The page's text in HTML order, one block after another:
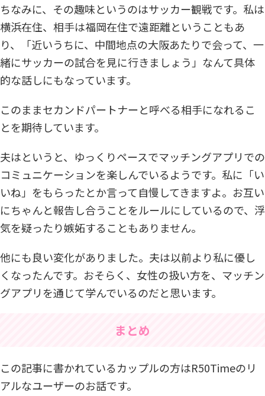
ちなみに、その趣味というのはサッカー観戦です。私は
横浜在住、相手は福岡在住で遠距離ということもあ
り、「近いうちに、中間地点の大阪あたりで会って、一
緒にサッカーの試合を見に行きましょう」なんて具体
的な話しにもなっています。
このままセカンドパートナーと呼べる相手になれるこ
とを期待しています。
夫はというと、ゆっくりペースでマッチングアプリでの
コミュニケーションを楽しんでいるようです。私に「い
いね」をもらったとか言って自慢してきますよ。お互い
にちゃんと報告し合うことをルールにしているので、浮
気を疑ったり嫉妬することもありません。
他にも良い変化がありました。夫は以前より私に優し
くなったんです。おそらく、女性の扱い方を、マッチン
グアプリを通じて学んでいるのだと思います。
まとめ
この記事に書かれているカップルの方はR50Timeのリ
アルなユーザーのお話です。